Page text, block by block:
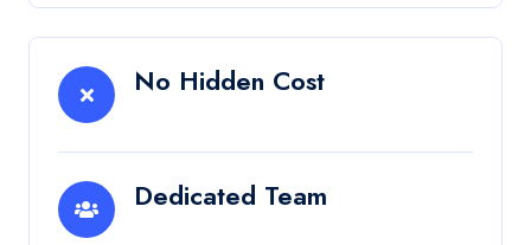
No Hidden Cost
Dedicated Team